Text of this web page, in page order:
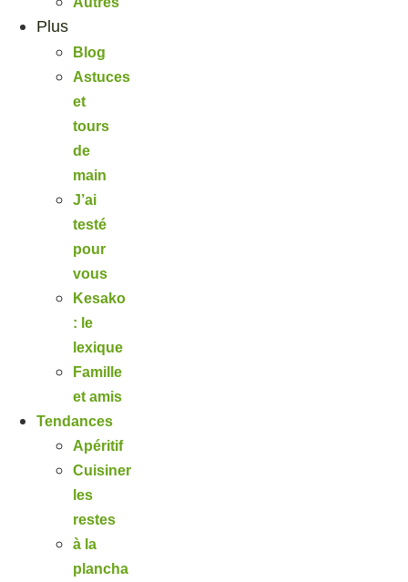
Plus
Blog
Astuces
et
tours
de
main
J’ai
testé
pour
vous
Kesako
: le
lexique
Famille
et amis
Tendances
Apéritif
Cuisiner
les
restes
à la
plancha